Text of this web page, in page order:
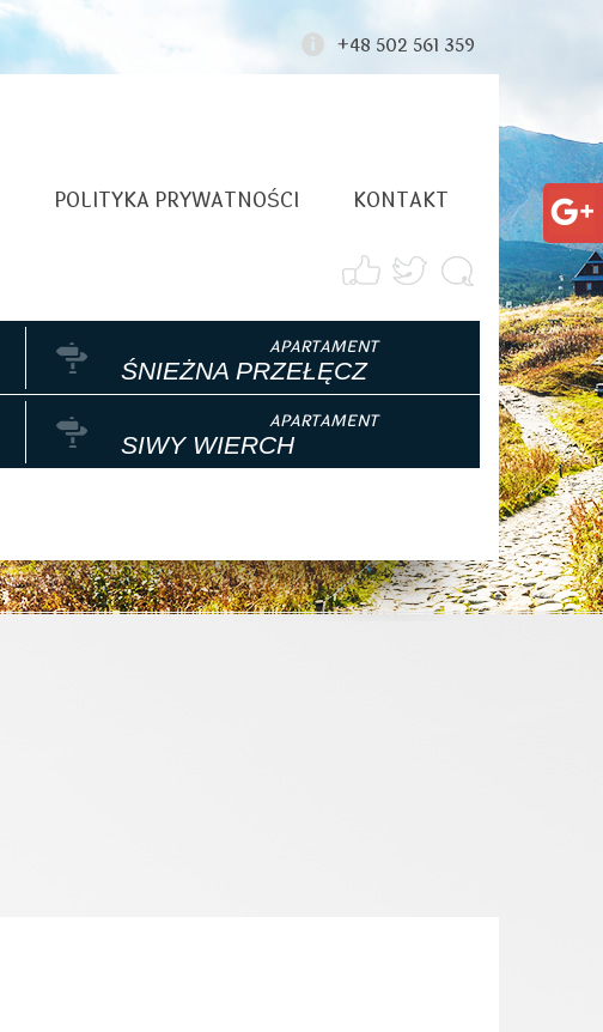
+48 502 561 359
POLITYKA PRYWATNOŚCI KONTAKT
ŚNIEŻNA PRZEŁĘCZ
SIWY WIERCH